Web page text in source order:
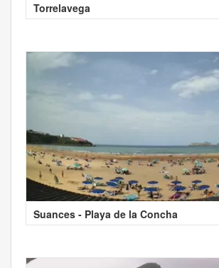
Torrelavega
Suances - Playa de la Concha